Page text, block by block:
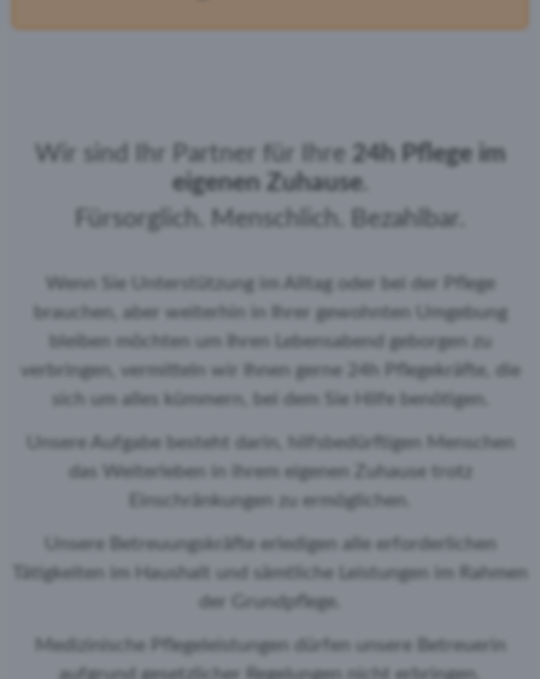
Wir sind Ihr Partner für Ihre 24h Pflege im
eigenen Zuhause.
Fürsorglich. Menschlich. Bezahlbar.
Wenn Sie Unterstützung im Alltag oder bei der Pflege
brauchen, aber weiterhin in Ihrer gewohnten Umgebung
bleiben möchten um Ihren Lebensabend geborgen zu
verbringen, vermitteln wir Ihnen gerne 24h Pflegekräfte, die
sich um alles kümmern, bei dem Sie Hilfe benötigen.
Unsere Aufgabe besteht darin, hilfsbedürftigen Menschen
das Weiterleben in ihrem eigenen Zuhause trotz
Einschränkungen zu ermöglichen.
Unsere Betreuungskräfte erledigen alle erforderlichen
Tätigkeiten im Haushalt und sämtliche Leistungen im Rahmen
der Grundpflege.
Medizinische Pflegeleistungen dürfen unsere Betreuerin
aufgrund gesetzlicher Regelungen nicht erbringen.